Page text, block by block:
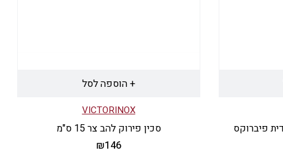
+ הוספה לסל
VICTORINOX
סכין פירוק להב צר 15 ס"מ
₪146